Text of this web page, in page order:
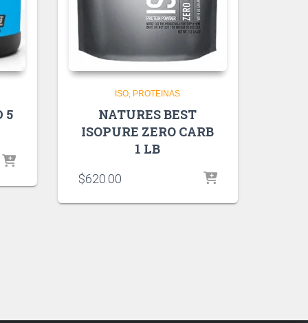
5
ISO PROTEINAS
NATURES BEST
ISOPURE ZERO CARB
1 LB
$620.00